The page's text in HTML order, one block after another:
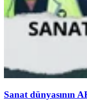
Sanat dünyasının